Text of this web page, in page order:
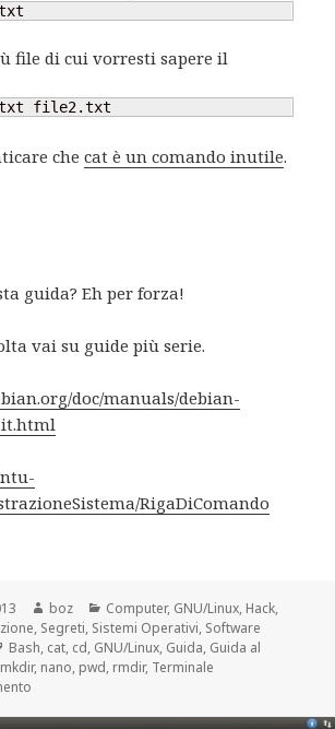
file di cui vorresti sapere il
file2.txt
checat è un comando inutile.
guida? Eh per forza!
vai su guide più serie.
doc/manuals/debian-
RigaDiComando
Autore
boz Categorie
Computer, GNU/Linux, Hack,
, Segreti, Sistemi Operativi, Software
Tag
Bash, cat, cd, GNU/Linux, Guida, Guida al
mkdir, nano, pwd, rmdir, Terminale